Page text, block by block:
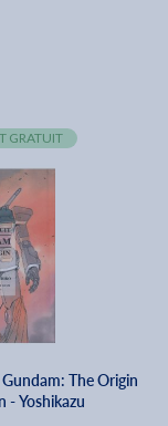
GRATUIT
The Origin
- Yoshikazu